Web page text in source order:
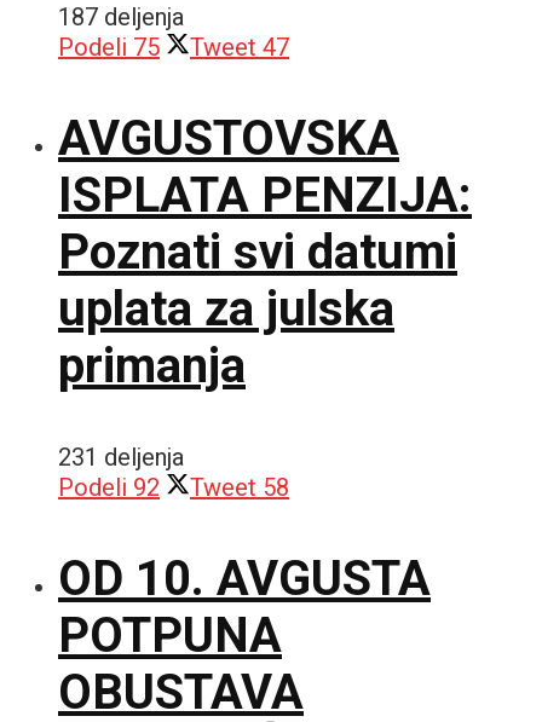
187 deljenja
Podeli 75 Tweet 47
AVGUSTOVSKA
ISPLATA PENZIJA:
Poznati svi datumi
uplata za julska
primanja
231 deljenja
Podeli 92 Tweet 58
OD 10. AVGUSTA
POTPUNA
OBUSTAVA